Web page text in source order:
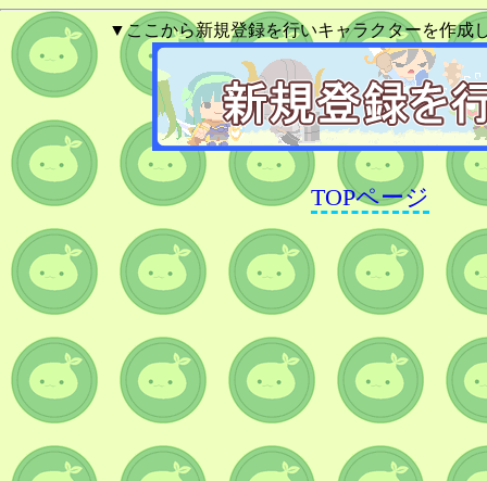
▼ここから新規登録を行いキャラクターを作成
TOPページ